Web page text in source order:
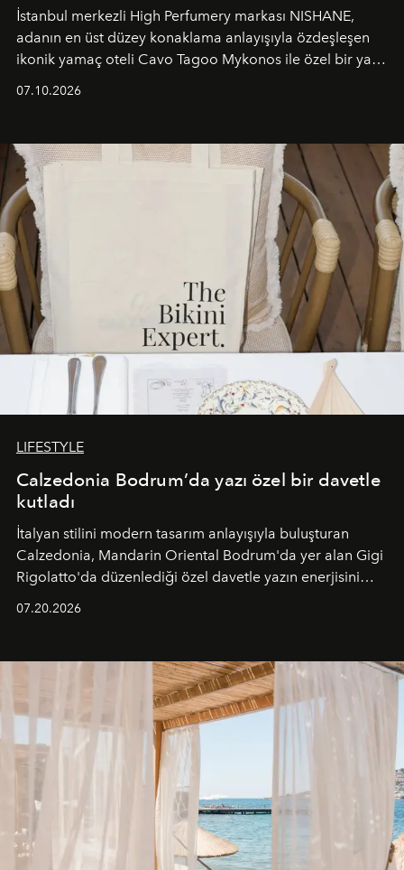
İstanbul merkezli High Perfumery markası NISHANE,
adanın en üst düzey konaklama anlayışıyla özdeşleşen
ikonik yamaç oteli Cavo Tagoo Mykonos ile özel bir yaz
buluşturarak markanın Cavo Tagoo’daki varlığını
sürükleyici ve mevsime özel bir deneyime dönüştürüyor.
07.10.2026
LIFESTYLE
Calzedonia Bodrum’da yazı özel bir davetle
kutladı
İtalyan stilini modern tasarım anlayışıyla buluşturan
Calzedonia, Mandarin Oriental Bodrum'da yer alan Gigi
Rigolatto'da düzenlediği özel davetle yazın enerjisini
07.20.2026